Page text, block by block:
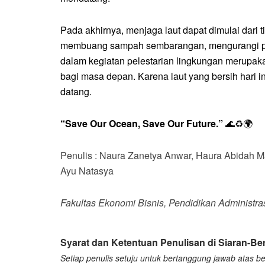
Pada akhirnya, menjaga laut dapat dimulai
membuang sampah sembarangan,
dalam kegiatan pelestarian lingkungan
bagi masa depan. Karena laut yang bersih hari
datang.
“Save Our Ocean, Save Our Future.” 🌊♻️🌍
Penulis : Naura Zanetya Anwar, Haura Abidah
Ayu Natasya
Fakultas Ekonomi Bisnis, Pendidikan
Syarat dan Ketentuan Penulisan di Siaran-
Setiap penulis setuju untuk bertanggung jawab atas